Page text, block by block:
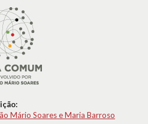
Mário Soares e Maria Barroso